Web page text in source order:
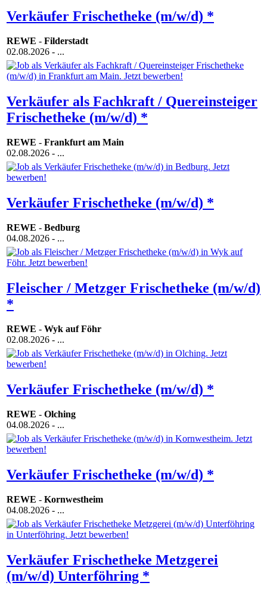
Verkäufer Frischetheke (m/w/d) *
REWE - Filderstadt
02.08.2026 - ...
Verkäufer als Fachkraft / Quereinsteiger
Frischetheke (m/w/d) *
REWE - Frankfurt am Main
02.08.2026 - ...
Verkäufer Frischetheke (m/w/d) *
REWE - Bedburg
04.08.2026 - ...
Fleischer / Metzger Frischetheke (m/w/d)
*
REWE - Wyk auf Föhr
02.08.2026 - ...
Verkäufer Frischetheke (m/w/d) *
REWE - Olching
04.08.2026 - ...
Verkäufer Frischetheke (m/w/d) *
REWE - Kornwestheim
04.08.2026 - ...
Verkäufer Frischetheke Metzgerei
(m/w/d) Unterföhring *